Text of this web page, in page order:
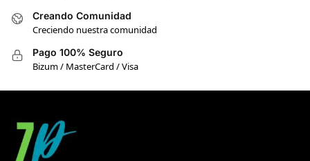
Creando Comunidad
Creciendo nuestra comunidad
Pago 100% Seguro
Bizum / MasterCard / Visa